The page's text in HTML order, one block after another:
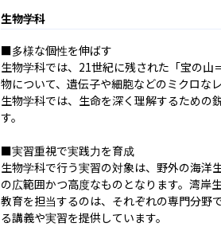
生物学科
■多様な個性を伸ばす
生物学科では、21世紀に残された「宝の
物について、遺伝子や細胞などのミクロな
生物学科では、生命を深く理解するための
す。
■実習重視で実践力を育成
生物学科で行う実習の対象は、野外の海洋
の広範囲かつ高度なものとなります。湾岸
教育を担当するのは、それぞれの専門分野
る講義や実習を提供しています。